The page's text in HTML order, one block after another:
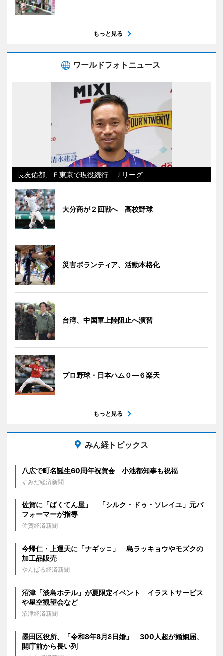
もっと見る
ワールドフォトニュース
長友佑都、Ｆ東京で現役続行 Ｊリーグ
大分商が２回戦へ 高校野球
災害ボランティア、活動本格化
台湾、中国軍上陸阻止へ演習
プロ野球・日本ハム０―６楽天
もっと見る
みん経トピックス
八広で町名誕生60周年祝賀会 小池都知事も祝福
すみだ経済新聞
佐賀に「ばくてん屋」 「シルク・ドゥ・ソレイユ」元パ
フォーマーが指導
佐賀経済新聞
今帰仁・上運天に「ナギッコ」 島ラッキョウやモズクの
加工品販売
やんばる経済新聞
沼津「淡島ホテル」が夏限定イベント イラストサービス
や星空観望会など
沼津経済新聞
墨田区役所、「令和8年8月8日婚」 300人超が婚姻届、
開庁前から長い列